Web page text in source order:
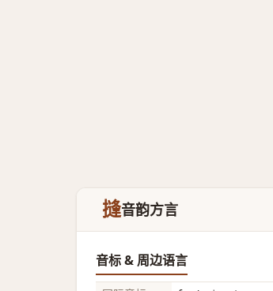
摓音韵方言
音标 & 周边语言